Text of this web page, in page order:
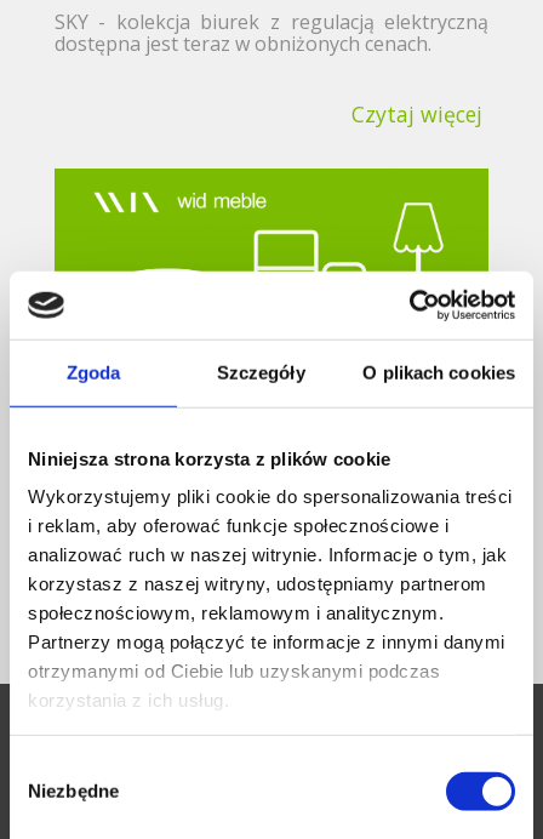
Zgoda Szczegóły O plikach cookies
Niniejsza strona korzysta z plików cookie
Wykorzystujemy pliki cookie do spersonalizowania treści
i reklam, aby oferować funkcje społecznościowe i
analizować ruch w naszej witrynie. Informacje o tym, jak
korzystasz z naszej witryny, udostępniamy partnerom
społecznościowym, reklamowym i analitycznym.
Partnerzy mogą połączyć te informacje z innymi danymi
otrzymanymi od Ciebie lub uzyskanymi podczas
korzystania z ich usług.
zgody
Niezbędne
SKY - kolekcja biurek z regulacją elektryczną
dostępna jest teraz w obniżonych cenach.
Czytaj więcej
Poradnik - Praca zdalna
Przygotowaliśmy dla Państwa krótki poradnik
dotyczący komfortowej pracy z domu.
Czytaj więcej